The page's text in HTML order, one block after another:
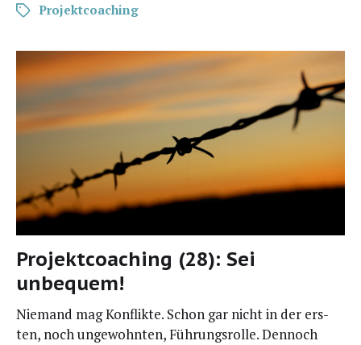
Projektcoaching
Projektcoaching (28): Sei
unbequem!
Nie­mand mag Kon­flik­te. Schon gar nicht in der ers­
ten, noch unge­wohn­ten, Füh­rungs­rol­le. Den­noch